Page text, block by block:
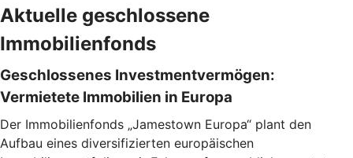
Aktuelle geschlossene
Immobilienfonds
Geschlossenes Investmentvermögen:
Vermietete Immobilien in Europa
Der Immobilienfonds „Jamestown Europa“ plant den
Aufbau eines diversifizierten europäischen